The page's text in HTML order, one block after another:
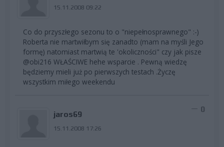
15.11.2008 09:22
Co do przyszłego sezonu to o "niepełnosprawnego" :-)
Roberta nie martwiłbym się zanadto (mam na myśli Jego
formę) natomiast martwią te 'okoliczności" czy jak pisze
@obi216 WŁAŚCIWE hehe wsparcie . Pewną wiedzę
będziemy mieli już po pierwszych testach .Życzę
wszystkim miłego weekendu
jaros69
15.11.2008 17:26
0